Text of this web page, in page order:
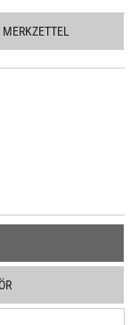
MERKZETTEL